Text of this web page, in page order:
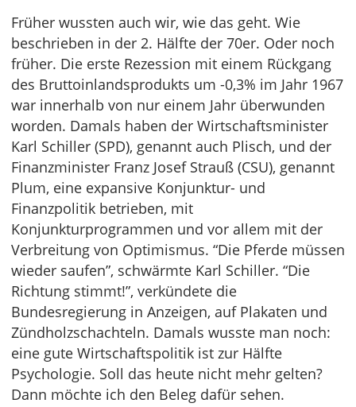
Früher wussten auch wir, wie das geht. Wie
beschrieben in der 2. Hälfte der 70er. Oder noch
früher. Die erste Rezession mit einem Rückgang
des Bruttoinlandsprodukts um -0,3% im Jahr 1967
war innerhalb von nur einem Jahr überwunden
worden. Damals haben der Wirtschaftsminister
Karl Schiller (SPD), genannt auch Plisch, und der
Finanzminister Franz Josef Strauß (CSU), genannt
Plum, eine expansive Konjunktur- und
Finanzpolitik betrieben, mit
Konjunkturprogrammen und vor allem mit der
Verbreitung von Optimismus. “Die Pferde müssen
wieder saufen”, schwärmte Karl Schiller. “Die
Richtung stimmt!”, verkündete die
Bundesregierung in Anzeigen, auf Plakaten und
Zündholzschachteln. Damals wusste man noch:
eine gute Wirtschaftspolitik ist zur Hälfte
Psychologie. Soll das heute nicht mehr gelten?
Dann möchte ich den Beleg dafür sehen.